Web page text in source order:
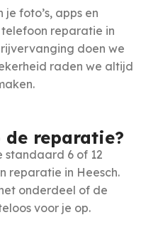
foto’s, apps en
reparatie in
doen we
raden we altijd
reparatie?
standaard 6 of 12
reparatie in Heesch.
onderdeel of de
voor je op.